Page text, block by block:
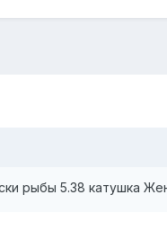
рыбы 5.38 катушка